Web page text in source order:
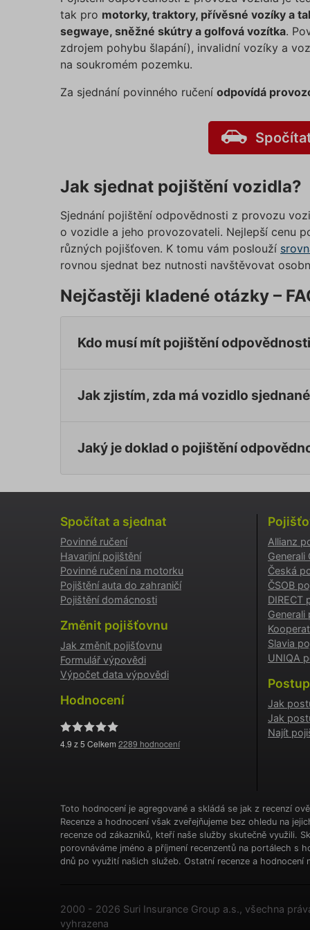
tak pro motorky, traktory, přívěsné vozíky a
segwaye, sněžné skútry a golfová vozítka.
zdrojem pohybu šlapání), invalidní vozíky a
na soukromém pozemku.
Za sjednání povinného ručení odpovídá
Jak sjednat pojištění vozidla?
Sjednání pojištění odpovědnosti z provozu
o vozidle a jeho provozovateli. Nejlepší cenu
různých pojišťoven. K tomu vám poslouží
rovnou sjednat bez nutnosti navštěvovat
Nejčastěji kladené otázky –
Kdo musí mít pojištění
Jak zjistím, zda má vozidlo
Jaký je doklad o pojištění
Spočítat a sjednat
Povinné ručení
Havarijní pojištění
Povinné ručení na motorku
Pojištění auta do zahraničí
Pojištění domácnosti
Změnit pojišťovnu
Jak změnit pojišťovnu
Formulář výpovědi
Výpočet data výpovědi
Hodnocení
4.9 z 5 Celkem 2289 hodnocení
Allianz
Generali
Česká
ČSOB
DIRECT
Generali
Slavia
UNIQA
Jak
Jak
Najít
Toto hodnocení je agregované a skládá se jak z recenzí
Recenze a hodnocení však zveřejňujeme bez ohledu na
recenze od zákazníků, kteří naše služby skutečně využili.
porovnáváme jméno a příjmení recenzentů na portálech s
dnů po využití našich služeb. Ostatní recenze a
2000 - 2026 Suri Insurance Group a.s., všechna
vyhrazena
testing
gclid
Název
_clsk
Název
_gcl_aw
YSC
v